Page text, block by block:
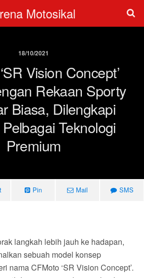
Motosikal
18/10/2021
Vision Concept’
Rekaan Sporty
Biasa, Dilengkapi
Teknologi
Premium
Pin Mail SMS
langkah lebih jauh ke hadapan,
sebuah model konsep
nama CFMoto ‘SR Vision Concept’.